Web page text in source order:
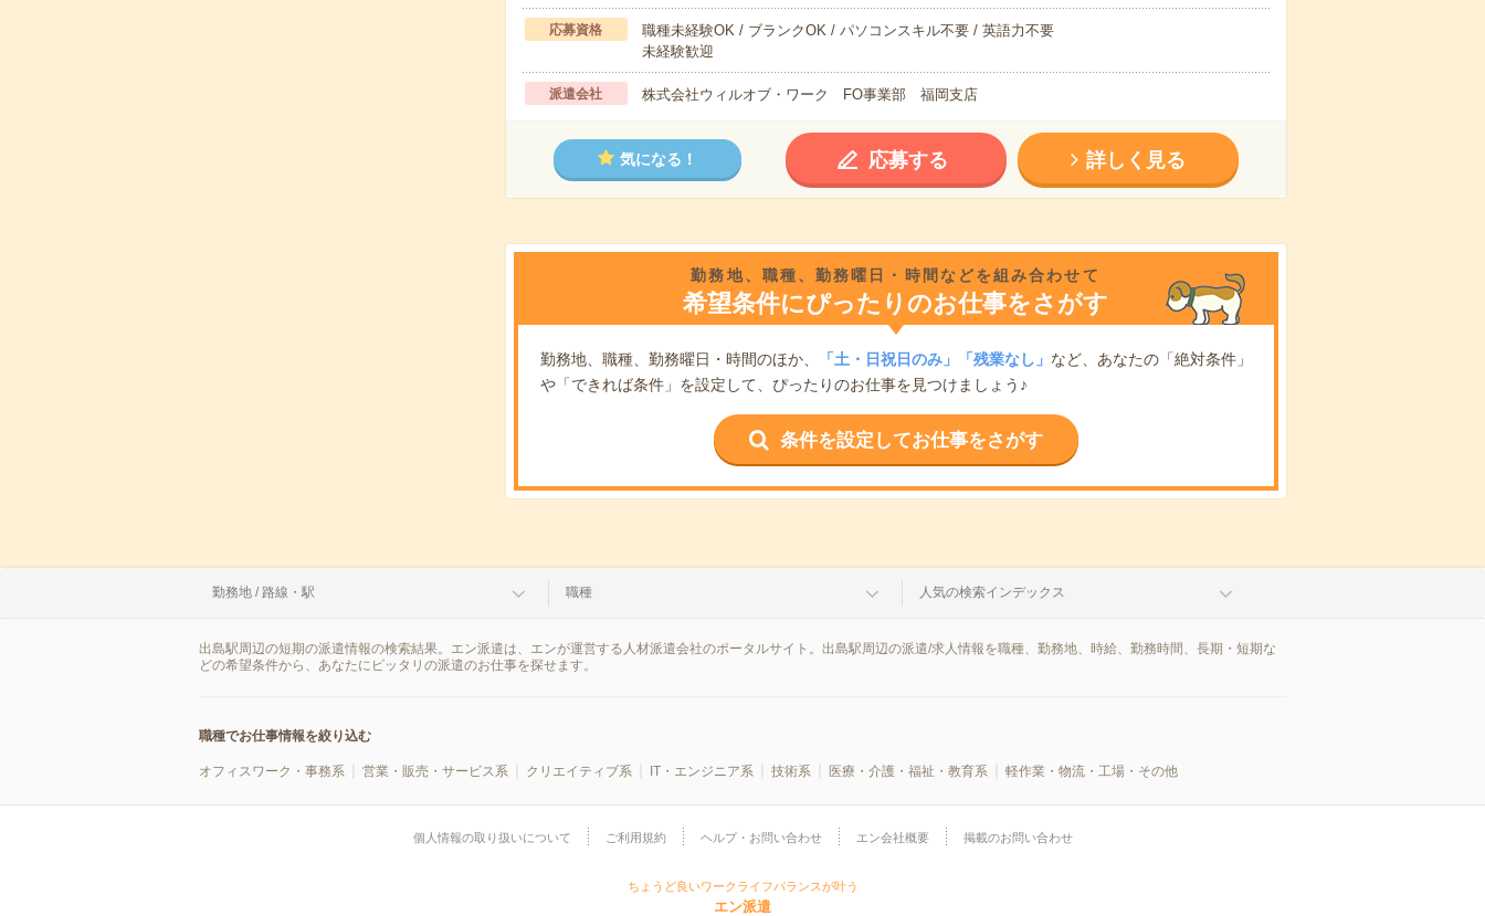
応募資格
職種未経験OK / ブランクOK / パソコンスキル不要 / 英語力不要
未経験歓迎
派遣会社 株式会社ウィルオブ・ワーク FO事業部 福岡支店
気になる！ 応募する 詳しく見る
勤務地、職種、勤務曜日・時間などを組み合わせて
希望条件にぴったりのお仕事をさがす
勤務地、職種、勤務曜日・時間のほか、 「土・日祝日のみ」「残業なし」 など、あなたの「絶対条件」
や「できれば条件」を設定して、ぴったりのお仕事を見つけましょう♪
条件を設定してお仕事をさがす
勤務地 / 路線・駅 職種 人気の検索インデックス
出島駅周辺の短期の派遣情報の検索結果。エン派遣は、エンが運営する人材派遣会社のポータルサイト。出島駅周辺の派遣/求人情報を職種、勤務地、時給、勤務時間、長期・短期な
どの希望条件から、あなたにピッタリの派遣のお仕事を探せます。
職種でお仕事情報を絞り込む
オフィスワーク・事務系 営業・販売・サービス系 クリエイティブ系 IT・エンジニア系 技術系 医療・介護・福祉・教育系 軽作業・物流・工場・その他
個人情報の取り扱いについて ご利用規約 ヘルプ・お問い合わせ エン会社概要 掲載のお問い合わせ
ちょうど良いワークライフバランスが叶う
エン派遣